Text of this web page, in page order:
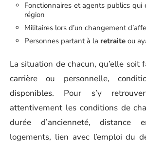
Fonctionnaires et agents publics
région
Militaires lors d’un changement
Personnes partant à la retraite ou
La situation de chacun, qu’elle soit
carrière ou personnelle,
disponibles. Pour s’y
attentivement les conditions de
durée d’ancienneté, distance
logements, lien avec l’emploi du